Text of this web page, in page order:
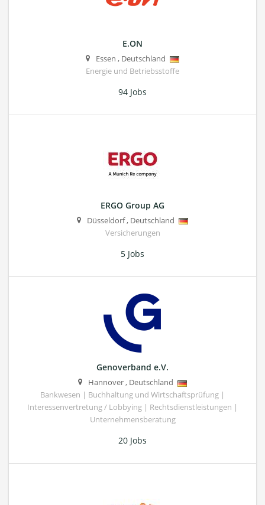
E.ON
Essen , Deutschland
Energie und Betriebsstoffe
94 Jobs
ERGO Group AG
Düsseldorf, Deutschland
Versicherungen
5 Jobs
Genoverband e.V.
Hannover, Deutschland
Bankwesen | Buchhaltung und Wirtschaftsprüfung |
Interessenvertretung / Lobbying | Rechtsdienstleistungen |
Unternehmensberatung
20 Jobs